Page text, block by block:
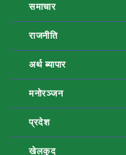
समाचार
राजनीति
अर्थ ब्यापार
मनोरञ्जन
प्रदेश
खेलकुद